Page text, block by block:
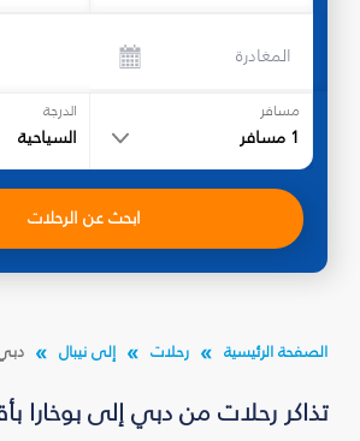
المغادرة
مسافر
1 مسافر
الدرجة
السياحية
ابحث عن الرحلات
الصفحة الرئيسية رحلات إلى نيبال
تذاكر رحلات من دبي إلى بوخارا